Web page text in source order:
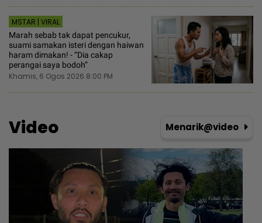
MSTAR | VIRAL
Marah sebab tak dapat pencukur,
suami samakan isteri dengan haiwan
haram dimakan! - “Dia cakap
perangai saya bodoh”
Khamis, 6 Ogos 2026 8:00 PM
Video Menarik@video